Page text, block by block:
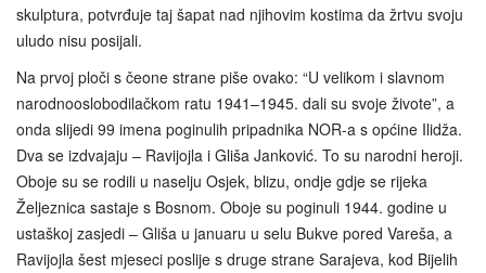
skulptura, potvrđuje taj šapat nad njihovim kostima da žrtvu svoju
uludo nisu posijali.
Na prvoj ploči s čeone strane piše ovako: “U velikom i slavnom
narodnooslobodilačkom ratu 1941–1945. dali su svoje živote”, a
onda slijedi 99 imena poginulih pripadnika NOR-a s općine Ilidža.
Dva se izdvajaju – Ravijojla i Gliša Janković. To su narodni heroji.
Oboje su se rodili u naselju Osjek, blizu, ondje gdje se rijeka
Željeznica sastaje s Bosnom. Oboje su poginuli 1944. godine u
ustaškoj zasjedi – Gliša u januaru u selu Bukve pored Vareša, a
Ravijojla šest mjeseci poslije s druge strane Sarajeva, kod Bijelih